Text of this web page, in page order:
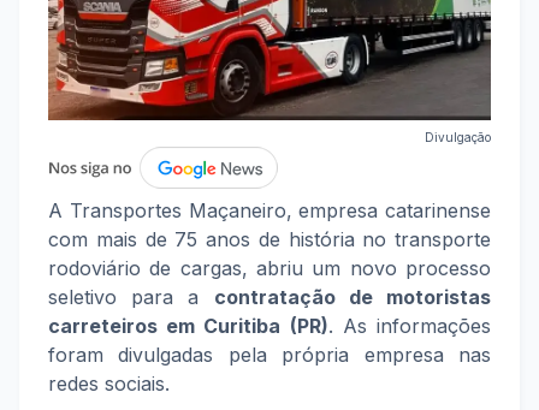
Divulgação
A Transportes Maçaneiro, empresa catarinense
com mais de 75 anos de história no transporte
rodoviário de cargas, abriu um novo processo
seletivo para a contratação de motoristas
carreteiros em Curitiba (PR). As informações
foram divulgadas pela própria empresa nas
redes sociais.